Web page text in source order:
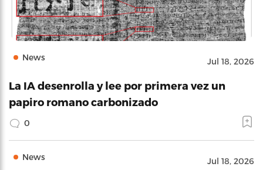
News Jul 18, 2026
La IA desenrolla y lee por primera vez un
papiro romano carbonizado
0
News Jul 18, 2026